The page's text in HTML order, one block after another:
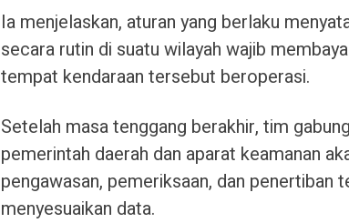
Ia menjelaskan, aturan yang berlaku
secara rutin di suatu wilayah wajib
tempat kendaraan tersebut beroperasi.
Setelah masa tenggang berakhir, tim
pemerintah daerah dan aparat keamanan
pengawasan, pemeriksaan, dan penertiban
menyesuaikan data.